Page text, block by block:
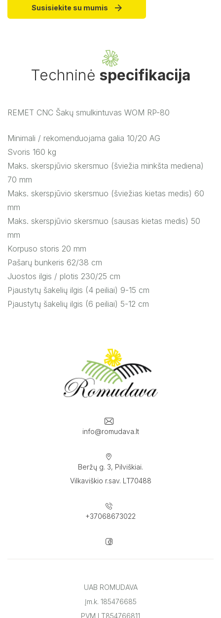
Susisiekite su mumis
Techninė specifikacija
REMET CNC Šakų smulkintuvas WOM RP-80
Minimali / rekomenduojama galia 10/20 AG
Svoris 160 kg
Maks. skerspjūvio skersmuo (šviežia minkšta mediena)
70 mm
Maks. skerspjūvio skersmuo (šviežias kietas medis) 60
mm
Maks. skerspjūvio skersmuo (sausas kietas medis) 50
mm
Korpuso storis 20 mm
Pašarų bunkeris 62/38 cm
Juostos ilgis / plotis 230/25 cm
Pjaustytų šakelių ilgis (4 peiliai) 9-15 cm
Pjaustytų šakelių ilgis (6 peiliai) 5-12 cm
info@romudava.lt
Beržų g. 3, Pilviškiai.
Vilkaviškio r.sav. LT70488
+37068673022
UAB ROMUDAVA
Įm.k. 185476685
PVM LT854766811